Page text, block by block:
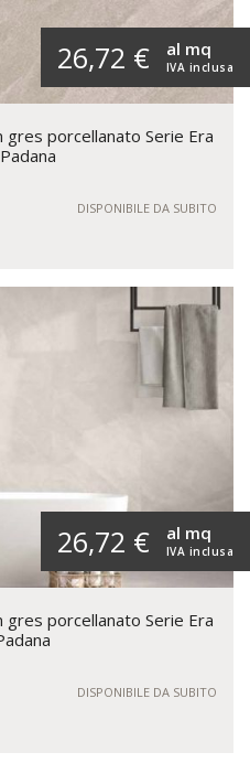
26,72 € IVA inclusa
al mq
porcellanato Serie Era
DISPONIBILE DA SUBITO
26,72 € IVA inclusa
al mq
porcellanato Serie Era
DISPONIBILE DA SUBITO